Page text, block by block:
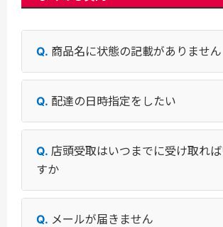
商品名に状態の記載がありません
配達の日時指定をしたい
店頭受取はいつまでに受け取れ
すか
メールが届きません